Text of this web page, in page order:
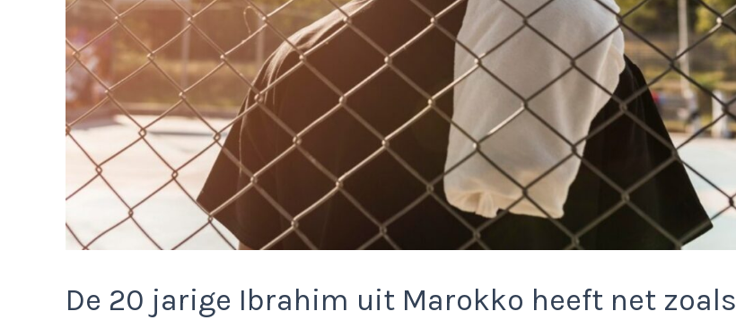
De 20 jarige Ibrahim uit Marokko heeft net zoals